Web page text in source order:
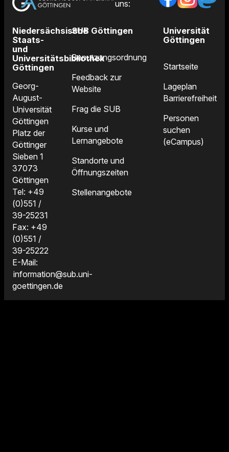
uns:
Niedersächsische
Staats-
und
Universitätsbibliothek
Göttingen
Georg-
August-
Universität
Göttingen
Platz der
Göttinger
Sieben 1
37073
Göttingen
Tel: +49
(0)551 /
39-25231
Fax: +49
(0)551 /
39-25222
E-Mail:
information@sub.uni-
goettingen.de
SUB Göttingen
Benutzungsordnung
Feedback zur
Website
Frag die SUB
Kurse und
Lernangebote
Standorte und
Öffnungszeiten
Stellenangebote
Universität
Göttingen
Startseite
Lageplan
Barrierefreiheit
Personen
suchen
(eCampus)